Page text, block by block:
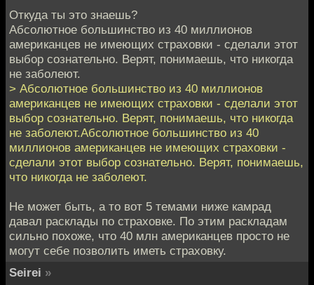
Откуда ты это знаешь?
Абсолютное большинство из 40 миллионов
американцев не имеющих страховки - сделали этот
выбор сознательно. Верят, понимаешь, что никогда
не заболеют.
> Абсолютное большинство из 40 миллионов
американцев не имеющих страховки - сделали этот
выбор сознательно. Верят, понимаешь, что никогда
не заболеют.Абсолютное большинство из 40
миллионов американцев не имеющих страховки -
сделали этот выбор сознательно. Верят, понимаешь,
что никогда не заболеют.
Не может быть, а то вот 5 темами ниже камрад
давал расклады по страховке. По этим раскладам
сильно похоже, что 40 млн американцев просто не
могут себе позволить иметь страховку.
Seirei »